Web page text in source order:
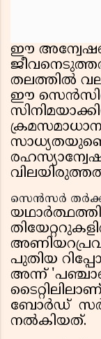
ഈ
തലത്തിൽ
ഈ
സെൻസർ
പുതിയ
അന്ന്
ബോർഡ്
നൽകിയത്.